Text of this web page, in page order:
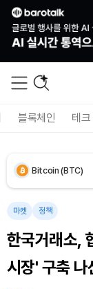
블록체인 테크
Solana (SOL)
Bitcoin (BTC)
마켓 정책
한국거래소,
시장' 구축 나